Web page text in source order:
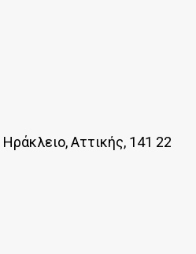
Αττικής, 141 22